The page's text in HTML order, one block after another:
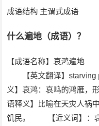
成语结构 主谓式成语
什么遍地（成语）？
【成语名称】哀鸿遍地
【英文翻译】
义】哀鸿：哀鸣的鸿雁
语释义】比喻在天灾人祸
饥民。 【近义词】：